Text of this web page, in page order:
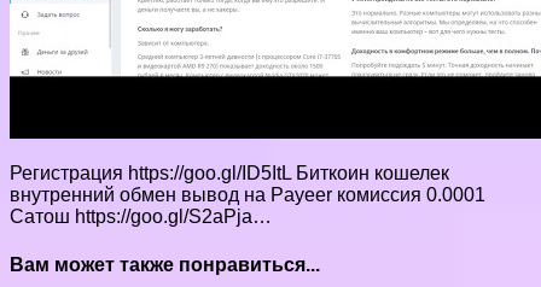
Регистрация https://goo.gl/ID5ItL Биткоин кошелек
внутренний обмен вывод на Payeer комиссия 0.0001
Сатош https://goo.gl/S2aPja…
Вам может также понравиться...